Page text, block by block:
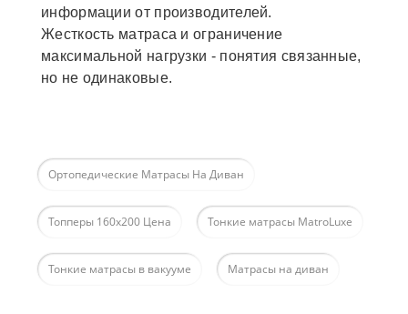
информации от производителей.
Жесткость матраса и ограничение
максимальной нагрузки - понятия связанные,
но не одинаковые.
Ортопедические Матрасы На Диван
Топперы 160х200 Цена Тонкие матрасы MatroLuxe
Тонкие матрасы в вакууме Матрасы на диван